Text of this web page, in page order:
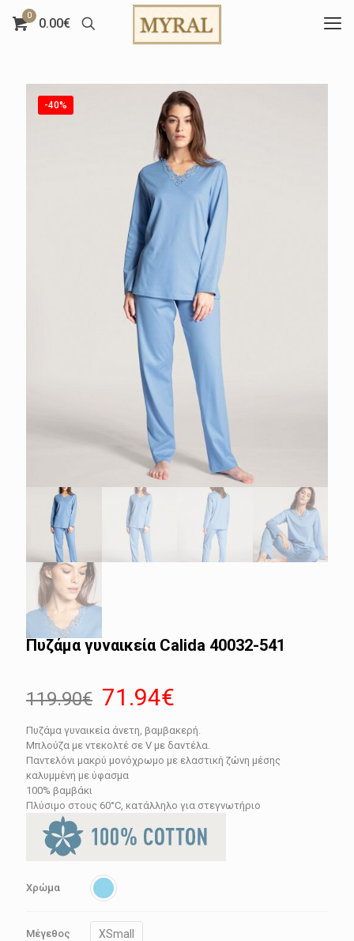
0
0.00€
-40%
Πυζάμα γυναικεία Calida 40032-541
119.90€ Original
price
was:
119.90€.
71.94€
τρέχουσα
τιμή
είναι:
Πυζάμα γυναικεία άνετη, βαμβακερή.
Μπλούζα με ντεκολτέ σε V με δαντέλα.
Παντελόνι μακρύ μονόχρωμο με ελαστική ζώνη μέσης
καλυμμένη με ύφασμα
100% βαμβάκι
Πλύσιμο στους 60°C, κατάλληλο για στεγνωτήριο
Χρώμα
Μέγεθος XSmall